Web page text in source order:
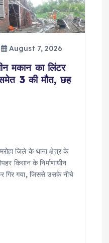
August 7, 2026
मकान का लिंटर
समेत 3 की मौत, छह
जिले के थाना क्षेत्र के
किसान के निर्माणाधीन
गिर गया, जिससे उसके नीचे